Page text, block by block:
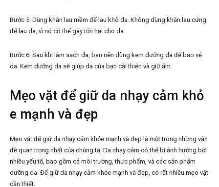
Bước 5: Dùng khăn lau mềm để lau khô da. Không dùng khăn lau cứng
để lau da, vì nó có thể gây tổn hại cho da.
Bước 6: Sau khi làm sạch da, bạn nên dùng kem dưỡng da để bảo vệ
da. Kem dưỡng da sẽ giúp da của bạn cải thiện và giữ ẩm.
Mẹo vặt để giữ da nhạy cảm khỏ
e mạnh và đẹp
Mẹo vặt để giữ da nhạy cảm khỏe mạnh và đẹp là một trong những vấn
đề quan trọng nhất của chúng ta. Da nhạy cảm có thể bị ảnh hưởng bởi
nhiều yếu tố, bao gồm cả môi trường, thực phẩm, và các sản phẩm
dưỡng da. Để giữ da nhạy cảm khỏe mạnh và đẹp, có rất nhiều mẹo vặt
cần thiết.